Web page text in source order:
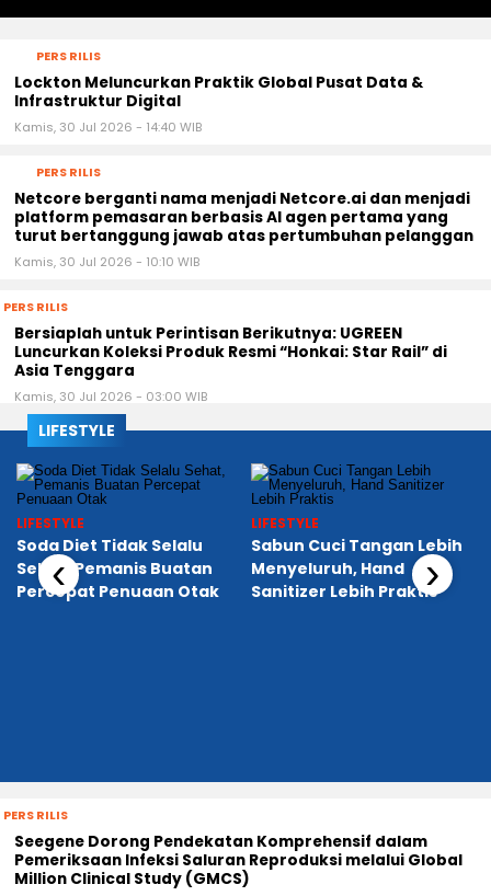
PERS RILIS
Lockton Meluncurkan Praktik Global Pusat Data &
Infrastruktur Digital
Kamis, 30 Jul 2026 - 14:40 WIB
PERS RILIS
Netcore berganti nama menjadi Netcore.ai dan menjadi
platform pemasaran berbasis AI agen pertama yang
turut bertanggung jawab atas pertumbuhan pelanggan
Kamis, 30 Jul 2026 - 10:10 WIB
PERS RILIS
Bersiaplah untuk Perintisan Berikutnya: UGREEN
Luncurkan Koleksi Produk Resmi “Honkai: Star Rail” di
Asia Tenggara
Kamis, 30 Jul 2026 - 03:00 WIB
LIFESTYLE
LIFESTYLE
Soda Diet Tidak Selalu
Sehat, Pemanis Buatan
Percepat Penuaan Otak
LIFESTYLE
Sabun Cuci Tangan Lebih
Menyeluruh, Hand
Sanitizer Lebih Praktis
‹ ›
PERS RILIS
Seegene Dorong Pendekatan Komprehensif dalam
Pemeriksaan Infeksi Saluran Reproduksi melalui Global
Million Clinical Study (GMCS)